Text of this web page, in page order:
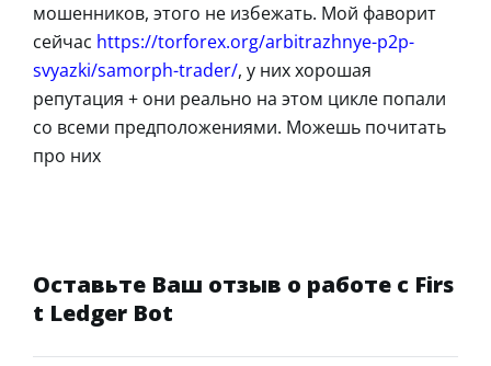
мошенников, этого не избежать. Мой фаворит
сейчас https://torforex.org/arbitrazhnye-p2p-
svyazki/samorph-trader/, у них хорошая
репутация + они реально на этом цикле попали
со всеми предположениями. Можешь почитать
про них
Оставьте Ваш отзыв о работе с Firs
t Ledger Bot